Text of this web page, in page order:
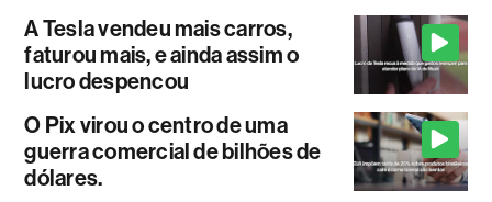
A Tesla vendeu mais carros,
faturou mais, e ainda assim o
lucro despencou
O Pix virou o centro de uma
guerra comercial de bilhões de
dólares.